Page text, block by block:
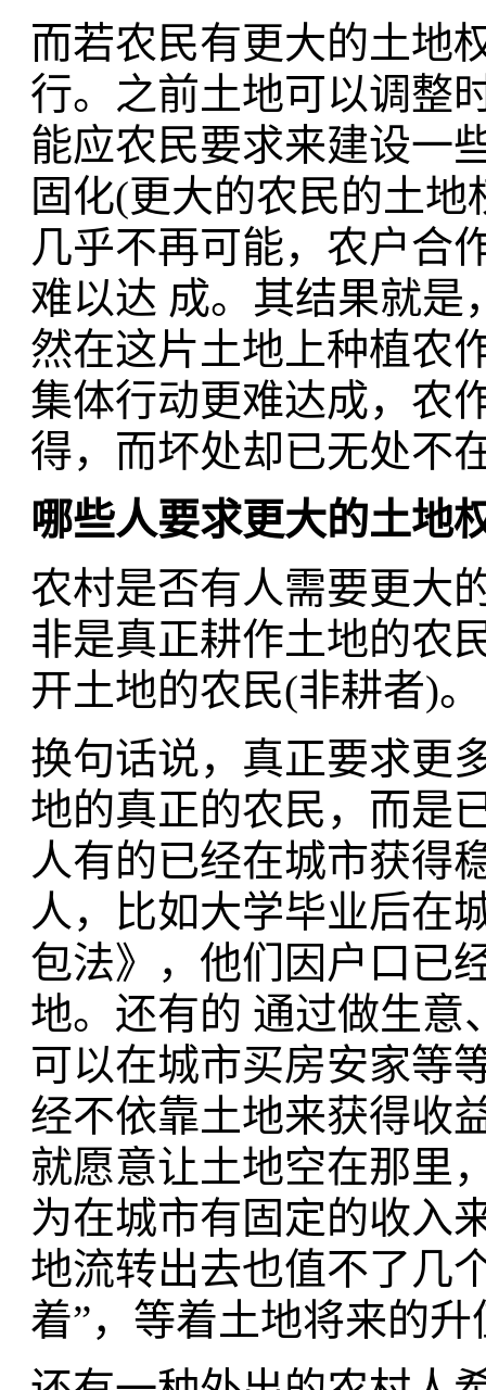
而若农民有更大的土地
行。之前土地可以调整
能应农民要求来建设一
固化(更大的农民的土
几乎不再可能，农户合
难以达 成。其结果就是
然在这片土地上种植农
集体行动更难达成，农
得，而坏处却已无处不
哪些人要求更大的土地
农村是否有人需要更大
非是真正耕作土地的农
开土地的农民(非耕者)。
换句话说，真正要求更
地的真正的农民，而是
人有的已经在城市获得
人，比如大学毕业后在
包法》，他们因户口已
地。还有的 通过做生意
可以在城市买房安家等
经不依靠土地来获得收
就愿意让土地空在那里
为在城市有固定的收
地流转出去也值不了几
着”，等着土地将来的